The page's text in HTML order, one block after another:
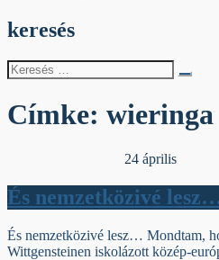
keresés
Keresés
erre:
Címke: wieringa
24 április
És nemzetközivé
És nemzetközivé lesz… Mondtam,
Wittgensteinen iskolázott közép-